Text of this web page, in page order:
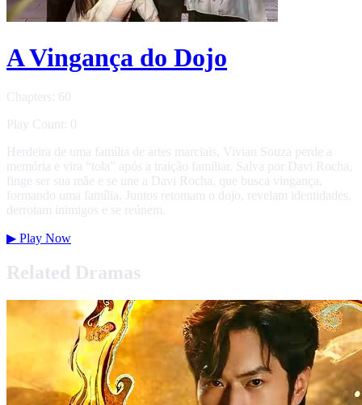
A Vingança do Dojo
Chapters: 60
Play Count: 0
Herdeira de uma família de artes marciais, Vivian Souza perde a
memória e vira “tola” após a traição familiar. Salva por Davi Rocha,
finge ser sua mãe e se une a Davi Rocha, que busca vingança,
formando uma família. Juntos retomam o dojo, revelam identidades,
derrotam inimigos e se reúnem.
▶ Play Now
Related Dramas